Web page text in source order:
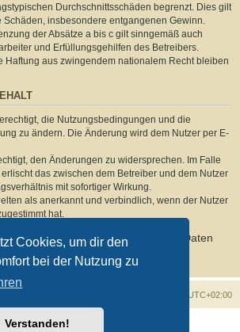
Cookies, um dir den
bei der Nutzung zu
Verstanden!
Durchschnittsschäden begrenzt. Dies gilt
Schäden, insbesondere entgangenen Gewinn.
der Absätze a bis c gilt sinngemäß auch
und Erfüllungsgehilfen des Betreibers.
Haftung aus zwingendem nationalem Recht bleiben
die Nutzungsbedingungen und die
zu ändern. Die Änderung wird dem Nutzer per E-
den Änderungen zu widersprechen. Im Falle
das zwischen dem Betreiber und dem Nutzer
mit sofortiger Wirkung.
als anerkannt und verbindlich, wenn der Nutzer
hat.
Umgang mit deinen persönlichen Daten
enthalten.
UTC+02:00
phpBB® Forum Software © phpBB Limited